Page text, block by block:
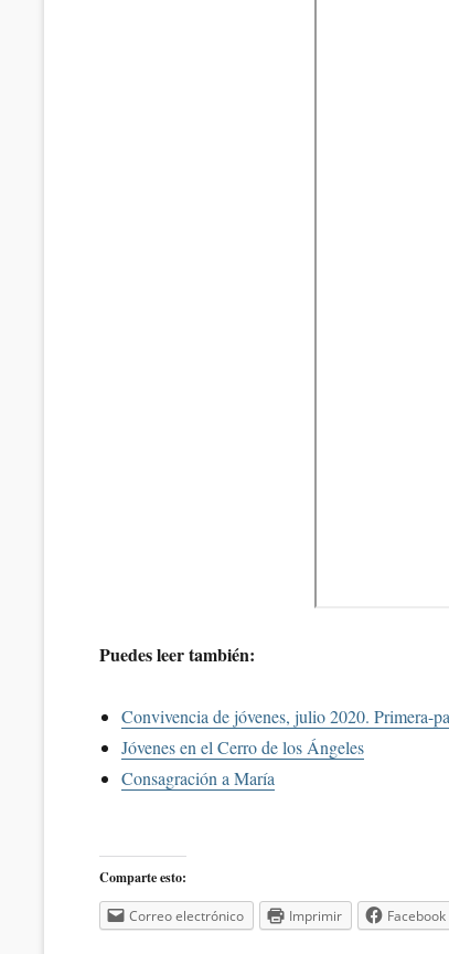
Puedes leer también:
Convivencia de jóvenes, julio 2020. Primera-
Jóvenes en el Cerro de los Ángeles
Consagración a María
Comparte esto:
Correo electrónico Imprimir Facebook